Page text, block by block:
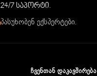
24/7 საპორტი.
პასუხობენ ექსპერტები.
ᲩᲕᲔᲜᲗᲐᲜ ᲓᲐᲙᲐᲕᲨᲘᲠᲔᲑᲐ